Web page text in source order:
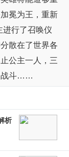
冕为王，重新
进行了召唤仪
散在了世界各
公主一人，三
战斗……
析